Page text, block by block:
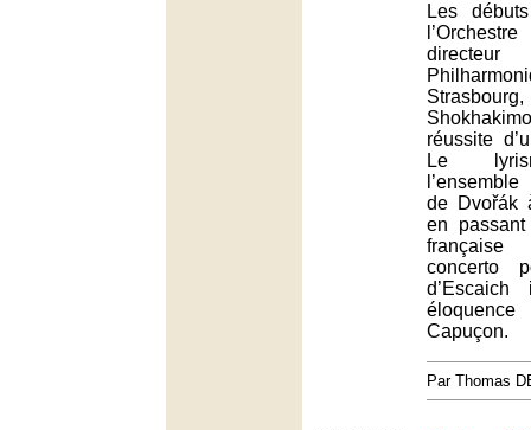
Les
réussite
Le
de Dvořák
en
française
concerto
d’Escaich
Capuçon.
Par Thomas